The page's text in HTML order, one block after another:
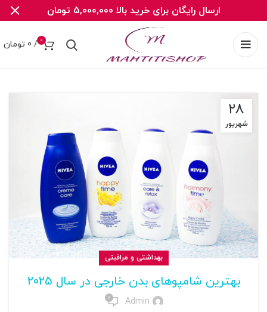
0
/
0 تومان
۲۸
شهریور
بهداشتی و مراقبتی
بهترین شامپوهای بدن خارجی در سال 2025
Admin
0
ارسال رایگان برای خرید بالا 5,000,000 تومان